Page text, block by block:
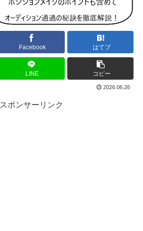
Facebook はてブ
LINE コピー
2026.06.26
スポンサーリンク